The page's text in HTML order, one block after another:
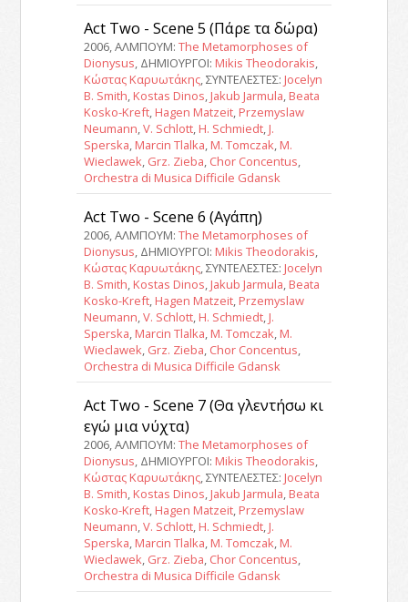
Act Two - Scene 5 (Πάρε τα δώρα)
2006, ΑΛΜΠΟΥΜ: The Metamorphoses of
Dionysus, ΔΗΜΙΟΥΡΓΟΙ: Mikis Theodorakis,
Κώστας Καρυωτάκης, ΣΥΝΤΕΛΕΣΤΕΣ: Jocelyn
B. Smith, Kostas Dinos, Jakub Jarmula, Beata
Kosko-Kreft, Hagen Matzeit, Przemyslaw
Neumann,V. Schlott, H. Schmiedt, J.
Sperska, Marcin Tlalka, M. Tomczak, M.
Wieclawek, Grz. Zieba, Chor Concentus,
Orchestra di Musica Difficile Gdansk
Act Two - Scene 6 (Αγάπη)
2006, ΑΛΜΠΟΥΜ: The Metamorphoses of
Dionysus, ΔΗΜΙΟΥΡΓΟΙ: Mikis Theodorakis,
Κώστας Καρυωτάκης, ΣΥΝΤΕΛΕΣΤΕΣ: Jocelyn
B. Smith, Kostas Dinos, Jakub Jarmula, Beata
Kosko-Kreft, Hagen Matzeit, Przemyslaw
Neumann,V. Schlott, H. Schmiedt, J.
Sperska, Marcin Tlalka, M. Tomczak, M.
Wieclawek, Grz. Zieba, Chor Concentus,
Orchestra di Musica Difficile Gdansk
Act Two - Scene 7 (Θα γλεντήσω κι
εγώ μια νύχτα)
2006, ΑΛΜΠΟΥΜ: The Metamorphoses of
Dionysus , ΔΗΜΙΟΥΡΓΟΙ: Mikis Theodorakis
Κώστας Καρυωτάκης, ΣΥΝΤΕΛΕΣΤΕΣ: Jocelyn
B. Smith Kostas Dinos Jakub Jarmula Beata
Kosko-Kreft, Hagen Matzeit, Przemyslaw
Neumann V. Schlott, H. Schmiedt, J.
Sperska Marcin Tlalka M. Tomczak M.
Wieclawek Grz. Zieba Chor Concentus
Orchestra di Musica Difficile Gdansk